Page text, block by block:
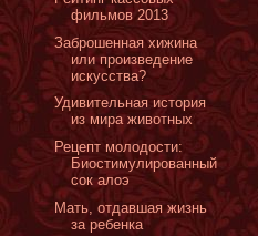
фильмов 2013
Заброшенная хижина
или произведение
искусства?
Удивительная история
из мира животных
Рецепт молодости:
Биостимулированный
сок алоэ
Мать, отдавшая жизнь
за ребенка